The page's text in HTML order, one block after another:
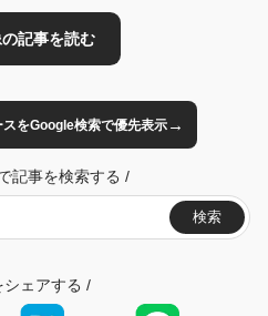
をGoogle検索で優先表示→
記事を検索する /
検索
シェアする /